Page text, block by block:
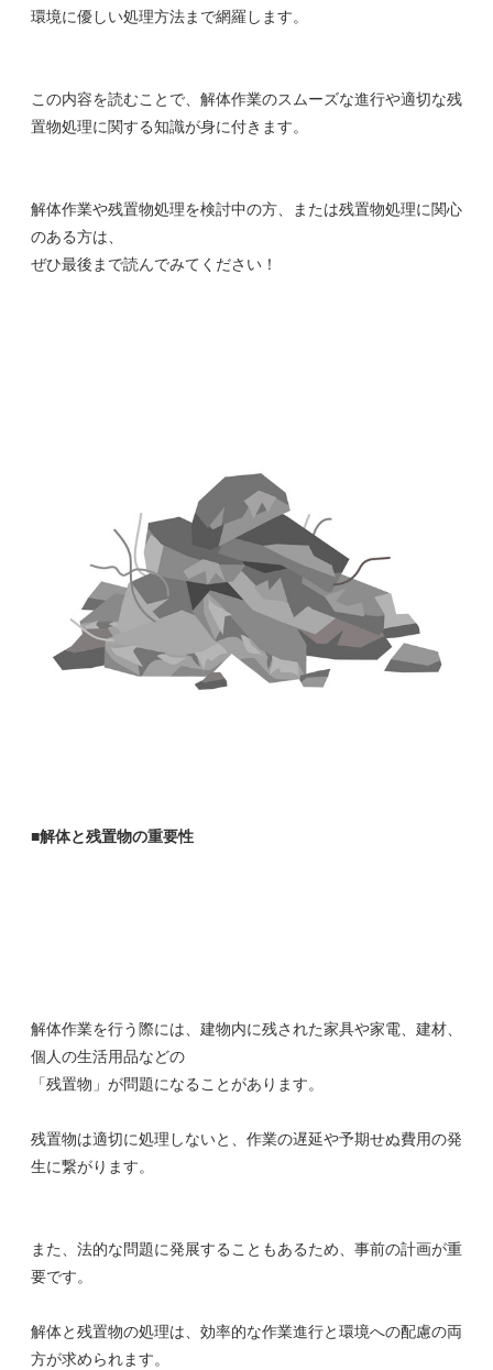
環境に優しい処理方法まで網羅します。
この内容を読むことで、解体作業のスムーズな進行や適切な残
置物処理に関する知識が身に付きます。
解体作業や残置物処理を検討中の方、または残置物処理に関心
のある方は、
ぜひ最後まで読んでみてください！
■解体と残置物の重要性
解体作業を行う際には、建物内に残された家具や家電、建材、
個人の生活用品などの
「残置物」が問題になることがあります。
残置物は適切に処理しないと、作業の遅延や予期せぬ費用の発
生に繋がります。
また、法的な問題に発展することもあるため、事前の計画が重
要です。
解体と残置物の処理は、効率的な作業進行と環境への配慮の両
方が求められます。